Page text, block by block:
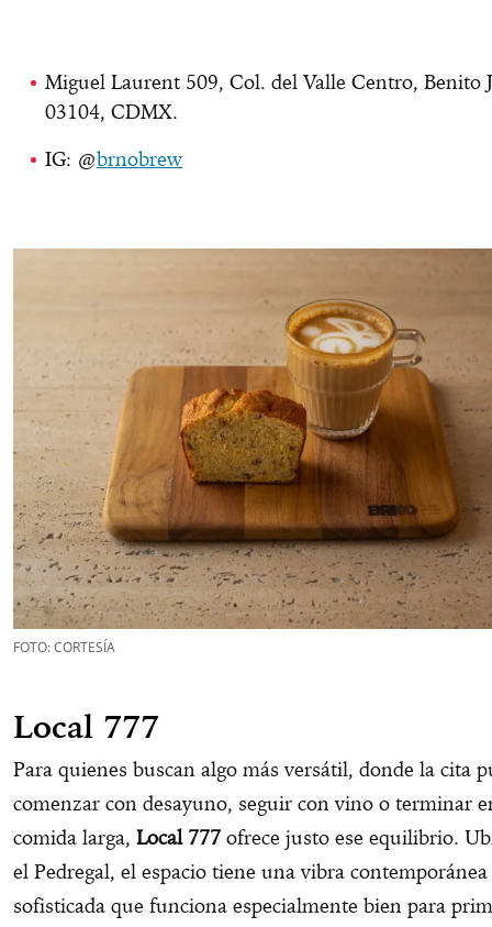
Miguel Laurent 509, Col. del Valle Centro, Benito
03104, CDMX.
IG: @brnobrew
FOTO: CORTESÍA
Local 777
Para quienes buscan algo más versátil, donde la cita
comenzar con desayuno, seguir con vino o terminar
comida larga, Local 777 ofrece justo ese equilibrio.
el Pedregal, el espacio tiene una vibra
sofisticada que funciona especialmente bien para